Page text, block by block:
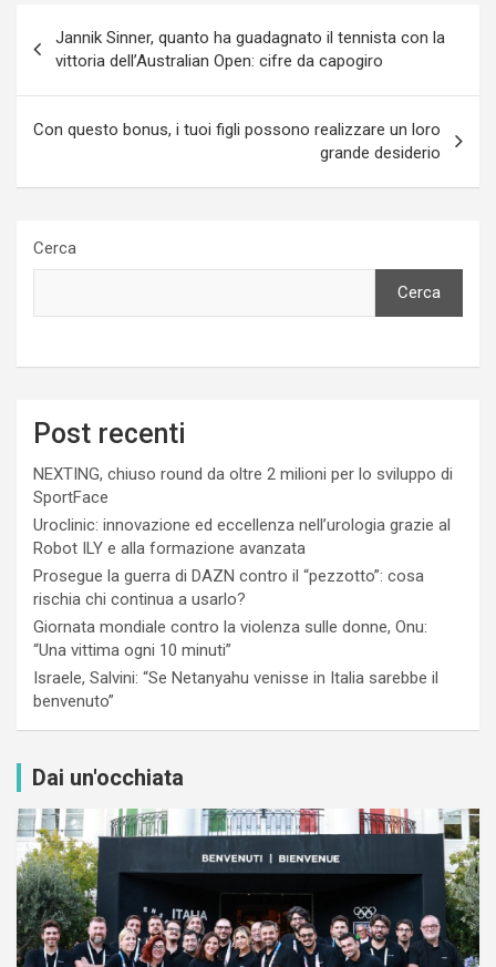
articoli
Jannik Sinner, quanto ha guadagnato il tennista con la
vittoria dell’Australian Open: cifre da capogiro
Con questo bonus, i tuoi figli possono realizzare un loro
grande desiderio
Cerca
Cerca
Post recenti
NEXTING, chiuso round da oltre 2 milioni per lo sviluppo di
SportFace
Uroclinic: innovazione ed eccellenza nell’urologia grazie al
Robot ILY e alla formazione avanzata
Prosegue la guerra di DAZN contro il “pezzotto”: cosa
rischia chi continua a usarlo?
Giornata mondiale contro la violenza sulle donne, Onu:
“Una vittima ogni 10 minuti”
Israele, Salvini: “Se Netanyahu venisse in Italia sarebbe il
benvenuto”
Dai un'occhiata